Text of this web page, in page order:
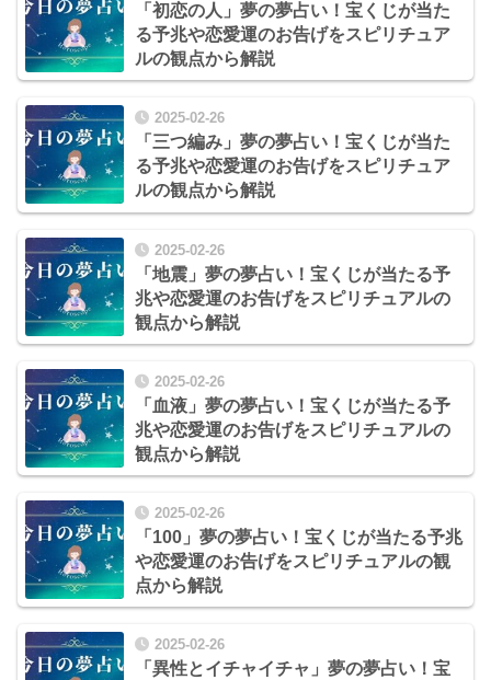
「初恋の人」夢の夢占い！宝くじが当た
る予兆や恋愛運のお告げをスピリチュア
ルの観点から解説
2025-02-26
「三つ編み」夢の夢占い！宝くじが当た
る予兆や恋愛運のお告げをスピリチュア
ルの観点から解説
2025-02-26
「地震」夢の夢占い！宝くじが当たる予
兆や恋愛運のお告げをスピリチュアルの
観点から解説
2025-02-26
「血液」夢の夢占い！宝くじが当たる予
兆や恋愛運のお告げをスピリチュアルの
観点から解説
2025-02-26
「100」夢の夢占い！宝くじが当たる予兆
や恋愛運のお告げをスピリチュアルの観
点から解説
2025-02-26
「異性とイチャイチャ」夢の夢占い！宝